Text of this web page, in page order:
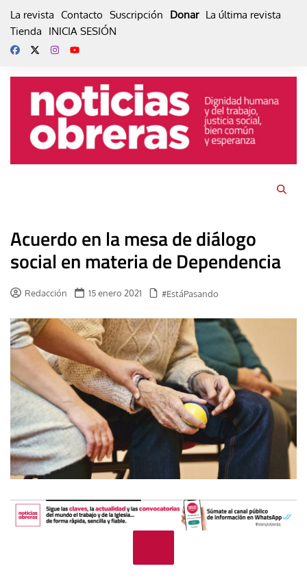
La revista Contacto Suscripción Donar La última revista
Tienda
INICIA SESIÓN
Acuerdo en la mesa de diálogo
social en materia de Dependencia
Redacción 15 enero 2021 #EstáPasando